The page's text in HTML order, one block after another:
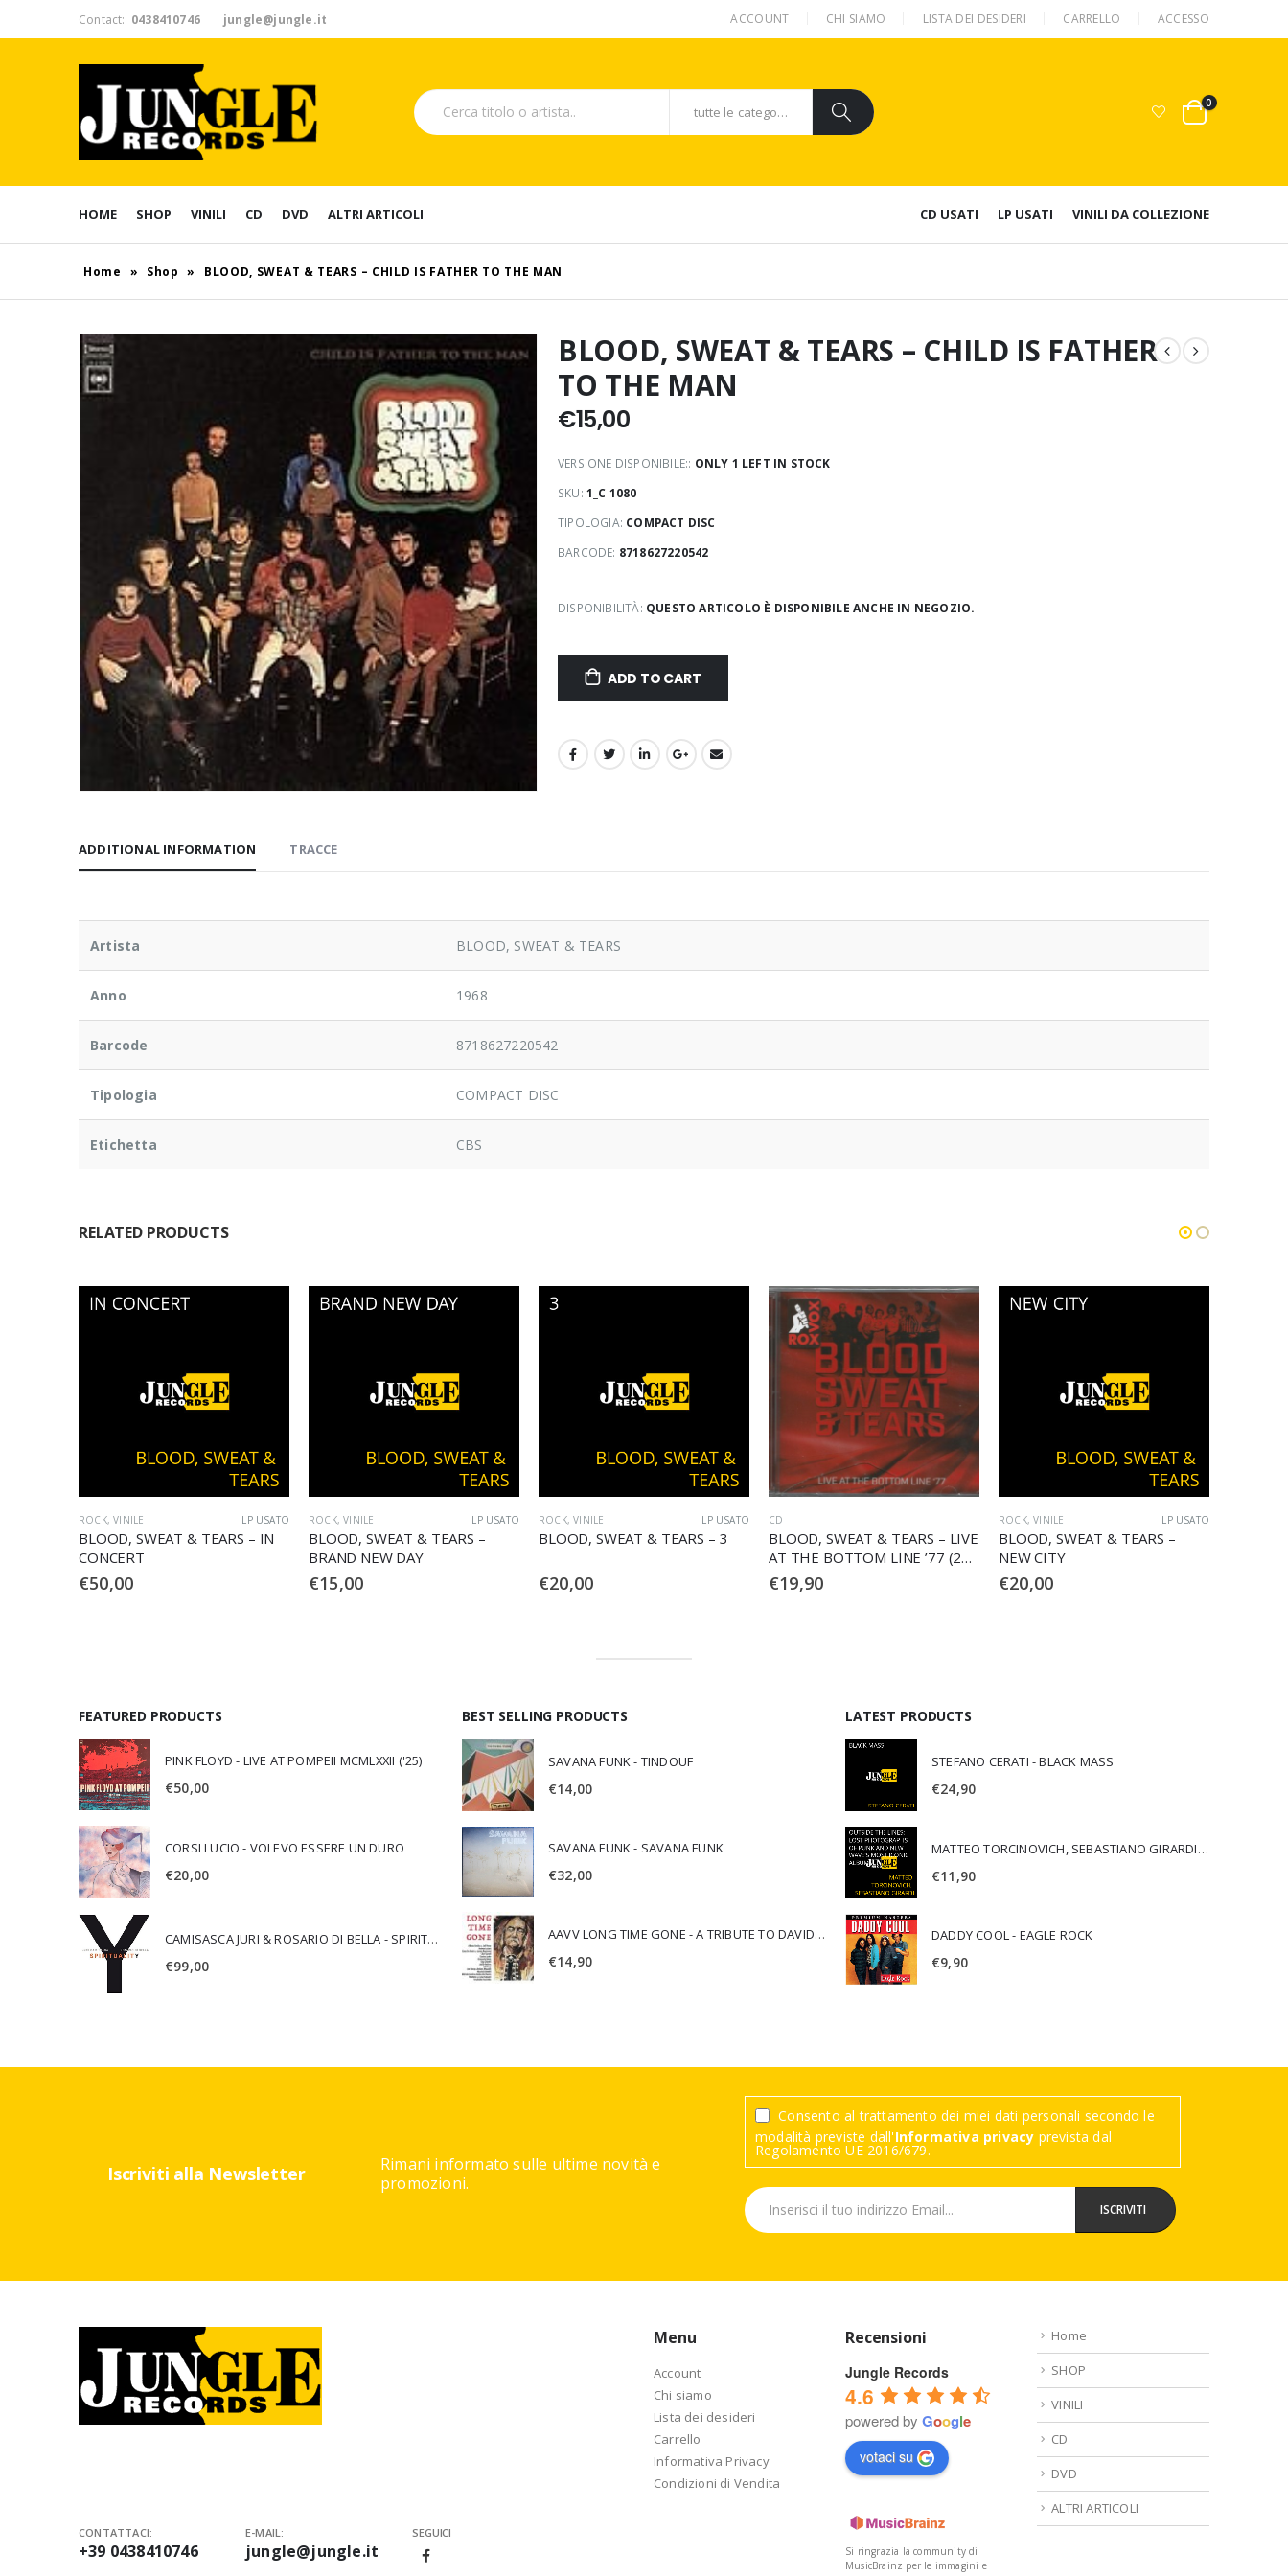
Contact: 0438410746 jungle@jungle.it ACCOUNT CHI SIAMO LISTA DEI DESIDERI CARRELLO ACCESSO
tutte le categorie
0
HOME SHOP VINILI CD DVD ALTRI ARTICOLI CD USATI LP USATI VINILI DA COLLEZIONE
Home » Shop » BLOOD, SWEAT & TEARS – CHILD IS FATHER TO THE MAN
BLOOD, SWEAT & TEARS – CHILD IS FATHER
TO THE MAN
€15,00
VERSIONE DISPONIBILE:: ONLY 1 LEFT IN STOCK
SKU: 1_C 1080
TIPOLOGIA: COMPACT DISC
BARCODE: 8718627220542
DISPONIBILITÀ: QUESTO ARTICOLO È DISPONIBILE ANCHE IN NEGOZIO.
ADD TO CART
ADDITIONAL INFORMATION TRACCE
Artista BLOOD, SWEAT & TEARS
Anno 1968
Barcode 8718627220542
Tipologia COMPACT DISC
Etichetta CBS
RELATED PRODUCTS
LP USATO
ROCK,VINILE
BLOOD, SWEAT & TEARS –
BRAND NEW DAY
€15,00
LP USATO
ROCK,VINILE
BLOOD, SWEAT & TEARS – 3
€20,00
CD
BLOOD, SWEAT & TEARS – LIVE
CD)
€19,90
ROCK
BLOOD, SWEAT & TEARS –
NEW CITY
€20,00
LP USATO
ROCK,VINILE
BLOOD, SWEAT & TEARS –
BLOOD, SWEAT & TEARS
€20,00
FEATURED PRODUCTS
PINK FLOYD - LIVE AT POMPEII MCMLXXII ('25)
€50,00
CORSI LUCIO - VOLEVO ESSERE UN DURO
€20,00
CAMISASCA JURI & ROSARIO DI BELLA - SPIRITUALITY
€99,00
BEST SELLING PRODUCTS
SAVANA FUNK - TINDOUF
€14,00
SAVANA FUNK - SAVANA FUNK
€32,00
AAVV LONG TIME GONE - A TRIBUTE TO DAVID CROSBY
€14,90
LATEST PRODUCTS
STEFANO CERATI - BLACK MASS
€24,90
MATTEO TORCINOVICH, SEBASTIANO GIRARDI - OUTSIDE THE LINES: LOST PHOTOGRAPHS OF PUNK AND NEW WAVE'S MOST ICONIC ALBUMS
€11,90
DADDY COOL - EAGLE ROCK
€9,90
Iscriviti alla Newsletter
Rimani informato sulle ultime novità e
promozioni.
Consento al trattamento dei miei dati personali secondo le
modalità previste dall'Informativa privacy prevista dal
Regolamento UE 2016/679.
CONTATTACI:
+39 0438410746
E-MAIL:
jungle@jungle.it
SEGUICI
Menu
Account
Chi siamo
Lista dei desideri
Carrello
Informativa Privacy
Condizioni di Vendita
Recensioni
Jungle Records
4.6
powered by Google
votaci su
Si ringrazia la community di
MusicBrainz per le immagini e
Home
SHOP
VINILI
CD
DVD
ALTRI ARTICOLI